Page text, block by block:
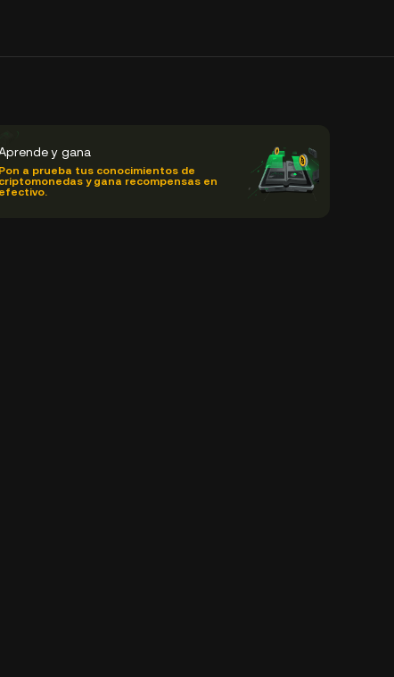
y gana
Pon a prueba tus conocimientos de
criptomonedas y gana recompensas en
efectivo.